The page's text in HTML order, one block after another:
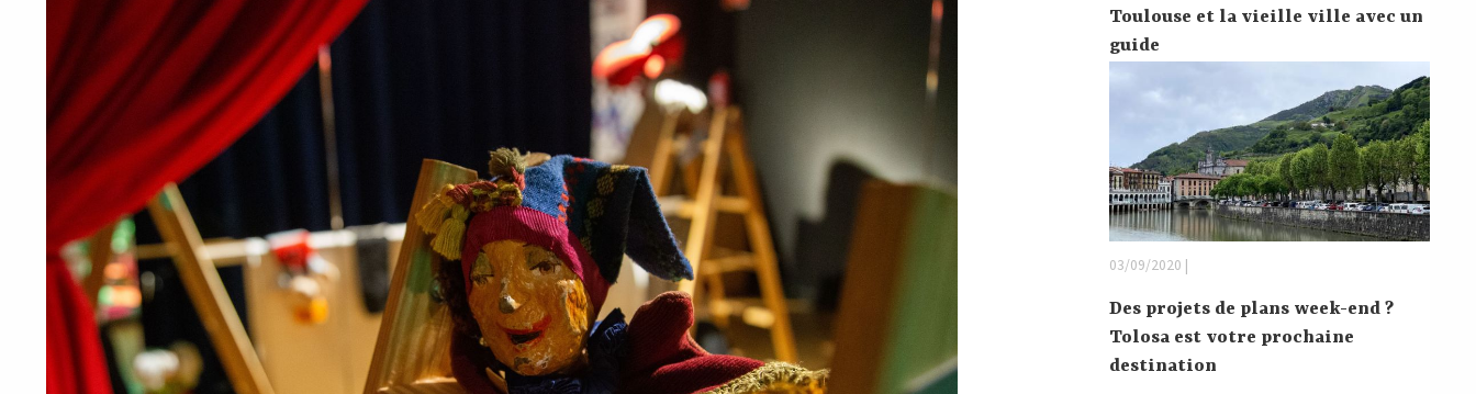
Toulouse et la vieille ville avec un
guide
03/09/2020 |
Des projets de plans week-end ?
Tolosa est votre prochaine
destination